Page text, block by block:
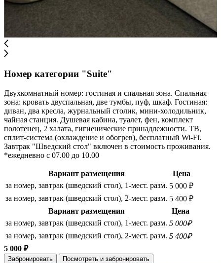
Номер категории "Suite"
Двухкомнатный номер: гостиная и спальная зона. Спальная
зона: кровать двуспальная, две тумбы, пуф, шкаф. Гостиная:
диван, два кресла, журнальный столик, мини-холодильник,
чайная станция. Душевая кабина, туалет, фен, комплект
полотенец, 2 халата, гигиенические принадлежности. ТВ,
сплит-система (охлаждение и обогрев), бесплатный Wi-Fi.
Завтрак "Шведский стол" включен в стоимость проживания.
*ежедневно с 07.00 до 10.00
Вариант размещения
Цена
за номер, завтрак (шведский стол), 1-мест. разм. 5 000 ₽
за номер, завтрак (шведский стол), 2-мест. разм. 5 400 ₽
Вариант размещения
Цена
за номер, завтрак (шведский стол), 1-мест. разм. 5 000₽
за номер, завтрак (шведский стол), 2-мест. разм. 5 400₽
5 000 ₽
Забронировать Посмотреть и забронировать